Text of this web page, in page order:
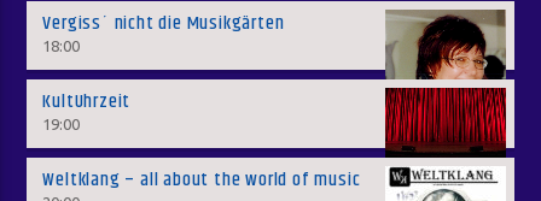
Vergiss´ nicht die Musikgärten
18:00
KultUhrzeit
19:00
Weltklang – all about the world of music